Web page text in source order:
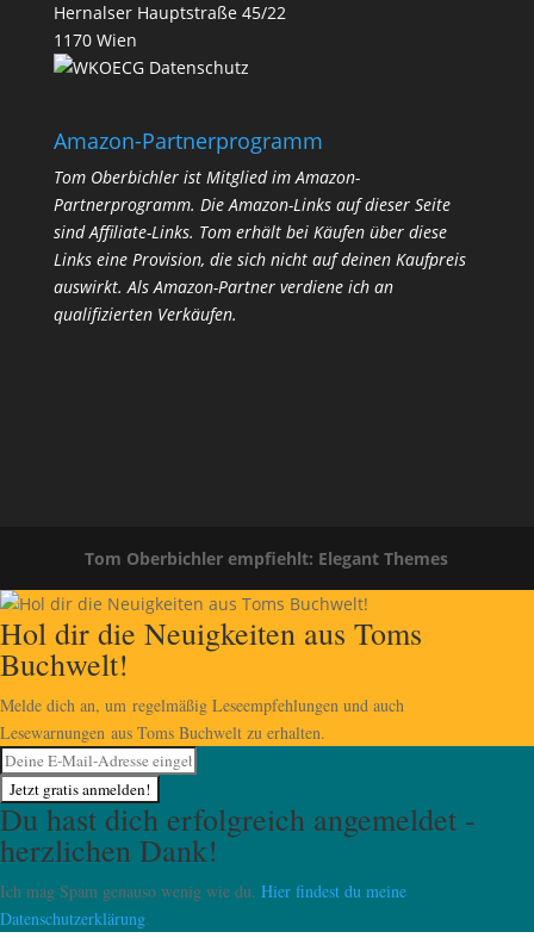
Hernalser Hauptstraße 45/22
1170 Wien
Datenschutz
Amazon-Partnerprogramm
Tom Oberbichler ist Mitglied im Amazon-
Partnerprogramm. Die Amazon-Links auf dieser Seite
sind Affiliate-Links. Tom erhält bei Käufen über diese
Links eine Provision, die sich nicht auf deinen Kaufpreis
auswirkt.Als Amazon-Partner verdiene ich an
qualifizierten Verkäufen.
Tom Oberbichler empfiehlt: Elegant Themes
Hol dir die Neuigkeiten aus Toms
Buchwelt!
Melde dich an, um regelmäßig Leseempfehlungen und auch
Lesewarnungen aus Toms Buchwelt zu erhalten.
Jetzt gratis anmelden!
Du hast dich erfolgreich angemeldet -
herzlichen Dank!
Ich mag Spam genauso wenig wie du. Hier findest du meine
Datenschutzerklärung.